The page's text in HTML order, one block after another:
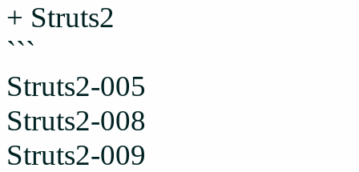
+ Struts2
```
Struts2-005
Struts2-008
Struts2-009